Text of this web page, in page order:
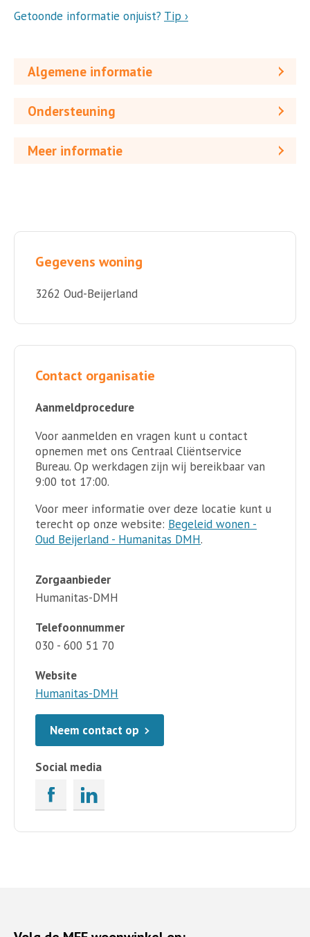
Getoonde informatie onjuist? Tip ›
Algemene informatie
Ondersteuning
Meer informatie
Gegevens woning
3262 Oud-Beijerland
Contact organisatie
Aanmeldprocedure
Voor aanmelden en vragen kunt u contact
opnemen met ons Centraal Cliëntservice
Bureau. Op werkdagen zijn wij bereikbaar van
9:00 tot 17:00.
Voor meer informatie over deze locatie kunt u
terecht op onze website: Begeleid wonen -
Oud Beijerland - Humanitas DMH.
Zorgaanbieder
Humanitas-DMH
Telefoonnummer
030 - 600 51 70
Website
Humanitas-DMH
Neem contact op
Social media